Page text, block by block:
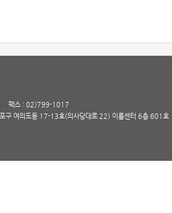
팩스 : 02)799-1017
구 여의도동 17-13호(의사당대로 22) 이룸센터 6층 601호